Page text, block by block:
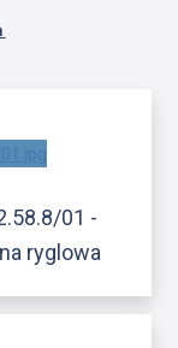
01 -
ryglowa